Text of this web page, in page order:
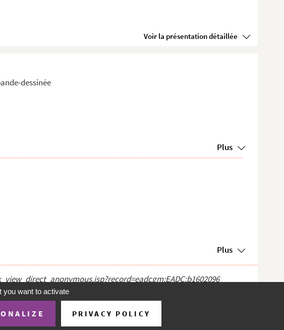
Voir la présentation détaillée
dessinée
Plus
Plus
Conditions d'utilisation À propos Contact
you want to activate
PRIVACY POLICY